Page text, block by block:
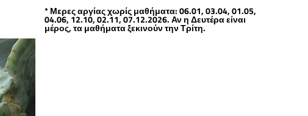
* Μερες αργίας χωρίς μαθήματα: 06.01, 03.04, 01.05,
04.06, 12.10, 02.11, 07.12.2026. Αν η Δευτέρα είναι
μέρος, τα μαθήματα ξεκινούν την Τρίτη.